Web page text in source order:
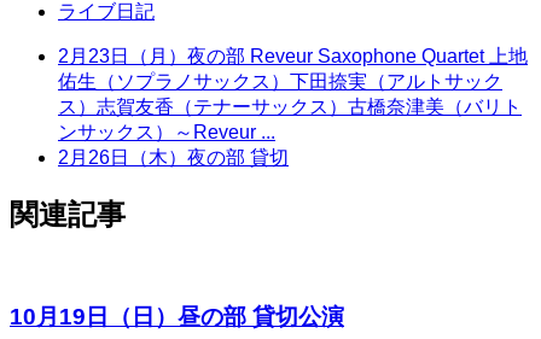
ライブ日記
2月23日（月）夜の部 Reveur Saxophone Quartet 上地
佑生（ソプラノサックス）下田捺実（アルトサック
ス）志賀友香（テナーサックス）古橋奈津美（バリト
ンサックス）～Reveur ...
2月26日（木）夜の部 貸切
関連記事
10月19日（日）昼の部 貸切公演